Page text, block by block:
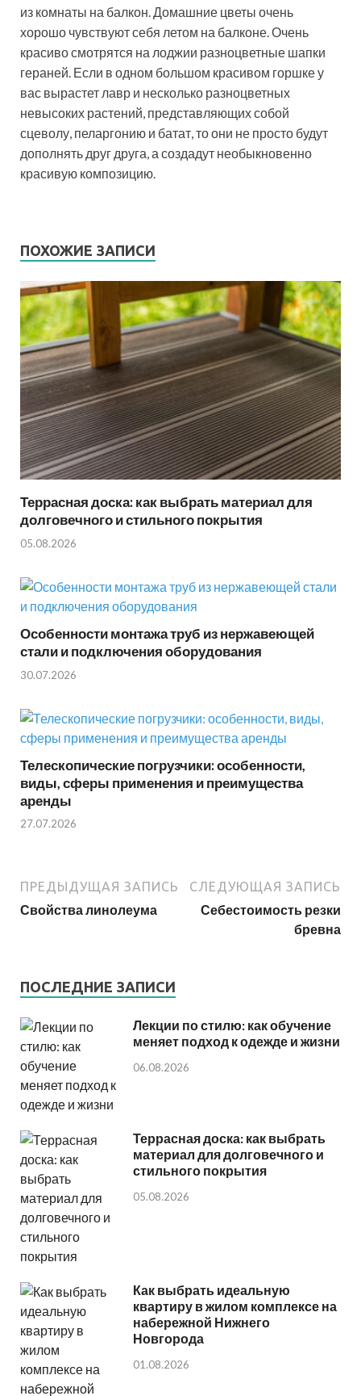
из комнаты на балкон. Домашние цветы очень
хорошо чувствуют себя летом на балконе. Очень
красиво смотрятся на лоджии разноцветные шапки
гераней. Если в одном большом красивом горшке у
вас вырастет лавр и несколько разноцветных
невысоких растений, представляющих собой
сцеволу, пеларгонию и батат, то они не просто будут
дополнять друг друга, а создадут необыкновенно
красивую композицию.
ПОХОЖИЕ ЗАПИСИ
Террасная доска: как выбрать материал для
долговечного и стильного покрытия
05.08.2026
Особенности монтажа труб из нержавеющей
стали и подключения оборудования
30.07.2026
Телескопические погрузчики: особенности,
виды, сферы применения и преимущества
аренды
27.07.2026
ПРЕДЫДУЩАЯ ЗАПИСЬ
Свойства линолеума
СЛЕДУЮЩАЯ ЗАПИСЬ
Себестоимость резки
бревна
ПОСЛЕДНИЕ ЗАПИСИ
Лекции по стилю: как обучение
меняет подход к одежде и жизни
06.08.2026
Террасная доска: как выбрать
материал для долговечного и
стильного покрытия
05.08.2026
Как выбрать идеальную
квартиру в жилом комплексе на
набережной Нижнего
Новгорода
01.08.2026